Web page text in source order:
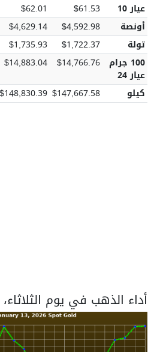
عيار 10
$61.53
$62.01
أونصة
$4,592.98
$4,629.14
تولة
$1,722.37
$1,735.93
100 جرام
عيار 24
$14,766.76
$14,883.04
كيلو
$147,667.58
$148,830.39
أداء الذهب في يوم الثلاثاء، ١٣ يناير ٢٠٢٦